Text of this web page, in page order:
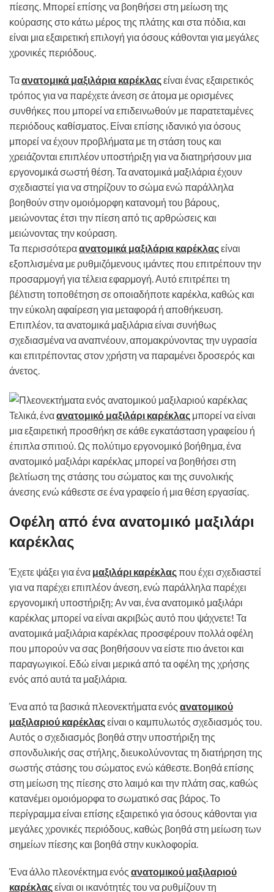
πίεσης. Μπορεί επίσης να βοηθήσει στη μείωση της
κούρασης στο κάτω μέρος της πλάτης και στα πόδια, και
είναι μια εξαιρετική επιλογή για όσους κάθονται για μεγάλες
χρονικές περιόδους.
Ταανατομικά μαξιλάρια καρέκλαςείναι ένας εξαιρετικός
τρόπος για να παρέχετε άνεση σε άτομα με ορισμένες
συνθήκες που μπορεί να επιδεινωθούν με παρατεταμένες
περιόδους καθίσματος. Είναι επίσης ιδανικό για όσους
μπορεί να έχουν προβλήματα με τη στάση τους και
χρειάζονται επιπλέον υποστήριξη για να διατηρήσουν μια
εργονομικά σωστή θέση. Τα ανατομικά μαξιλάρια έχουν
σχεδιαστεί για να στηρίζουν το σώμα ενώ παράλληλα
βοηθούν στην ομοιόμορφη κατανομή του βάρους,
μειώνοντας έτσι την πίεση από τις αρθρώσεις και
μειώνοντας την κούραση.
Τα περισσότεραανατομικά μαξιλάρια καρέκλαςείναι
εξοπλισμένα με ρυθμιζόμενους ιμάντες που επιτρέπουν την
προσαρμογή για τέλεια εφαρμογή. Αυτό επιτρέπει τη
βέλτιστη τοποθέτηση σε οποιαδήποτε καρέκλα, καθώς και
την εύκολη αφαίρεση για μεταφορά ή αποθήκευση.
Επιπλέον, τα ανατομικά μαξιλάρια είναι συνήθως
σχεδιασμένα να αναπνέουν, απομακρύνοντας την υγρασία
και επιτρέποντας στον χρήστη να παραμένει δροσερός και
άνετος.
Τελικά, έναανατομικό μαξιλάρι καρέκλας μπορεί να είναι
μια εξαιρετική προσθήκη σε κάθε εγκατάσταση γραφείου ή
έπιπλα σπιτιού. Ως πολύτιμο εργονομικό βοήθημα, ένα
ανατομικό μαξιλάρι καρέκλας μπορεί να βοηθήσει στη
βελτίωση της στάσης του σώματος και της συνολικής
άνεσης ενώ κάθεστε σε ένα γραφείο ή μια θέση εργασίας.
Οφέλη από ένα ανατομικό μαξιλάρι
καρέκλας
Έχετε ψάξει για ένα μαξιλάρι καρέκλαςπου έχει σχεδιαστεί
για να παρέχει επιπλέον άνεση, ενώ παράλληλα παρέχει
εργονομική υποστήριξη; Αν ναι, ένα ανατομικό μαξιλάρι
καρέκλας μπορεί να είναι ακριβώς αυτό που ψάχνετε! Τα
ανατομικά μαξιλάρια καρέκλας προσφέρουν πολλά οφέλη
που μπορούν να σας βοηθήσουν να είστε πιο άνετοι και
παραγωγικοί. Εδώ είναι μερικά από τα οφέλη της χρήσης
ενός από αυτά τα μαξιλάρια.
Ένα από τα βασικά πλεονεκτήματα ενός ανατομικού
μαξιλαριού καρέκλαςείναι ο καμπυλωτός σχεδιασμός του.
Αυτός ο σχεδιασμός βοηθά στην υποστήριξη της
σπονδυλικής σας στήλης, διευκολύνοντας τη διατήρηση της
σωστής στάσης του σώματος ενώ κάθεστε. Βοηθά επίσης
στη μείωση της πίεσης στο λαιμό και την πλάτη σας, καθώς
κατανέμει ομοιόμορφα το σωματικό σας βάρος. Το
περίγραμμα είναι επίσης εξαιρετικό για όσους κάθονται για
μεγάλες χρονικές περιόδους, καθώς βοηθά στη μείωση των
σημείων πίεσης και βοηθά στην κυκλοφορία.
Ένα άλλο πλεονέκτημα ενός ανατομικού μαξιλαριού
καρέκλαςείναι οι ικανότητές του να ρυθμίζουν τη